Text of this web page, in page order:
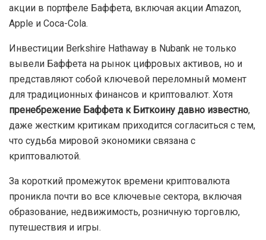
акции в портфеле Баффета, включая акции Amazon,
Apple и Coca-Cola.
Инвестиции Berkshire Hathaway в Nubank не только
вывели Баффета на рынок цифровых активов, но и
представляют собой ключевой переломный момент
для традиционных финансов и криптовалют. Хотя
пренебрежение Баффета к Биткоину давно известно,
даже жестким критикам приходится согласиться с тем,
что судьба мировой экономики связана с
криптовалютой.
За короткий промежуток времени криптовалюта
проникла почти во все ключевые сектора, включая
образование, недвижимость, розничную торговлю,
путешествия и игры.